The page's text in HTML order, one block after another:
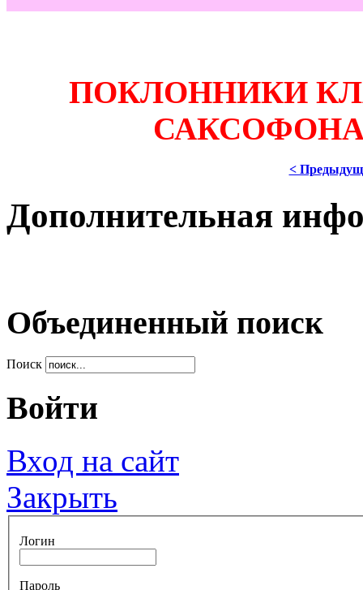
ПОКЛОННИКИ
<
Дополнительная
Объединенный поиск
Поиск
Войти
Вход на сайт
Закрыть
Логин
Пароль